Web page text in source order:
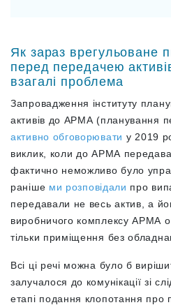
Як зараз врегульоване
перед передачею
взагалі проблема
Запровадження інституту
активів до АРМА (планування
активно обговорювати у 2019
виклик, коли до АРМА
фактично неможливо було
раніше ми розповідали про
передавали не весь актив, а
виробничого комплексу АРМА
тільки приміщення без
Всі ці речі можна було б
залучалося до комунікації зі
етапі подання клопотання про